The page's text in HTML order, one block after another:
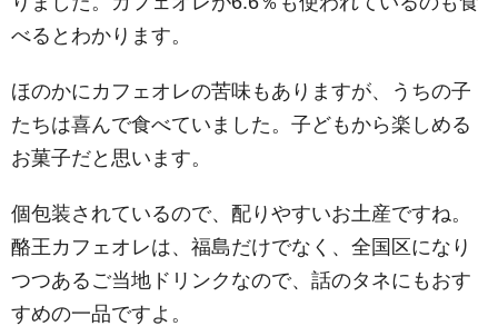
べるとわかります。
ほのかにカフェオレの苦味もありますが、うちの子
たちは喜んで食べていました。子どもから楽しめる
お菓子だと思います。
個包装されているので、配りやすいお土産ですね。
酪王カフェオレは、福島だけでなく、全国区になり
つつあるご当地ドリンクなので、話のタネにもおす
すめの一品ですよ。